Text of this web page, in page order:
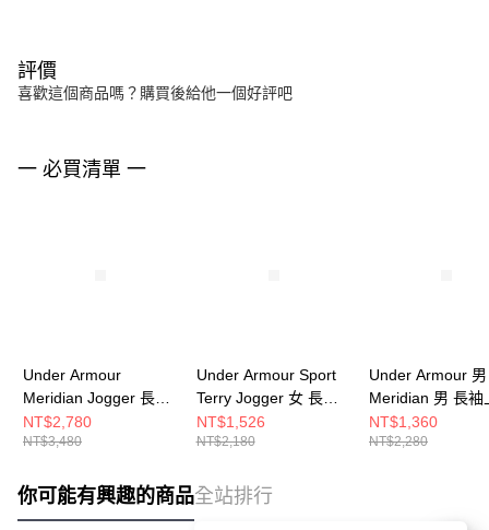
評價
喜歡這個商品嗎？購買後給他一個好評吧
一 必買清單 一
Under Armour
Meridian Jogger 長褲
男 1386978-069
NT$2,780
NT$3,480
Under Armour Sport
Terry Jogger 女 長褲
6011020-001
NT$1,526
NT$2,180
Under Armour 男
Meridian 男 長袖
1386975-465
NT$1,360
NT$2,280
你可能有興趣的商品全站排行